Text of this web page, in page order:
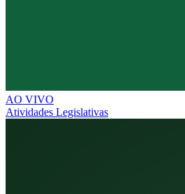
AO VIVO
Atividades Legislativas